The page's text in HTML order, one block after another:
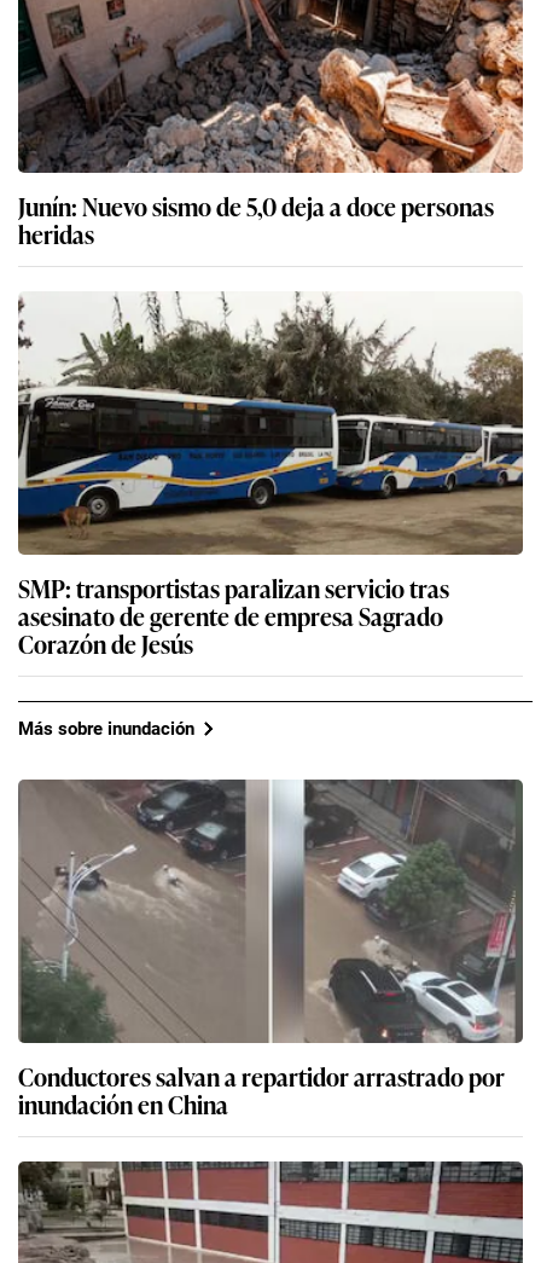
Junín: Nuevo sismo de 5,0 deja a doce personas
heridas
SMP: transportistas paralizan servicio tras
asesinato de gerente de empresa Sagrado
Corazón de Jesús
Más sobre inundación
Conductores salvan a repartidor arrastrado por
inundación en China